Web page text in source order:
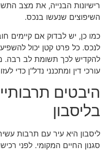
רישיונות הבנייה, את מצב
השיפוצים שנעשו בנכס.
כמו כן, יש לבדוק אם קיימים
לנכס. כל פרט קטן יכול
להקדיש לכך תשומת לב רבה.
עורכי דין ומתכנני נדל"ן כדי
היבטים
בליסבון
ליסבון היא עיר עם תרבות
סגנון החיים המקומי. לפני